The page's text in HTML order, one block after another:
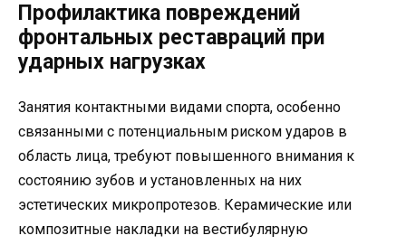
Профилактика повреждений
фронтальных реставраций при
ударных нагрузках
Занятия контактными видами спорта, особенно
связанными с потенциальным риском ударов в
область лица, требуют повышенного внимания к
состоянию зубов и установленных на них
эстетических микропротезов. Керамические или
композитные накладки на вестибулярную